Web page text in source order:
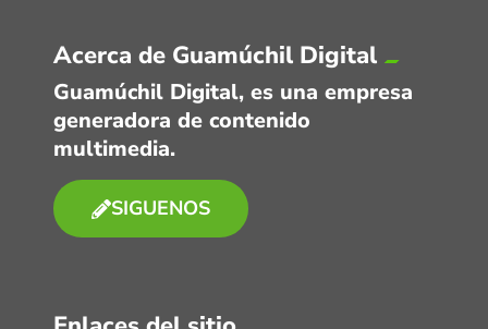
Acerca de Guamúchil Digital
Guamúchil Digital, es una empresa
generadora de contenido
multimedia.
SIGUENOS